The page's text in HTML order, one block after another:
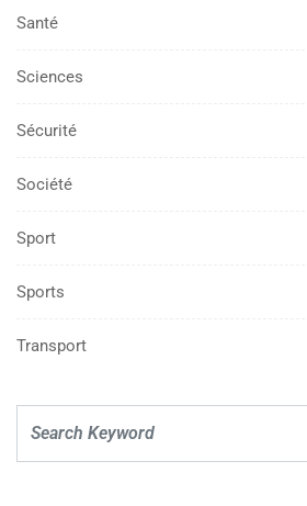
Santé
Sciences
Sécurité
Société
Sport
Sports
Transport